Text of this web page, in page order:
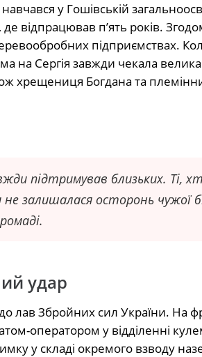
у Гошівській
відпрацював п’ять років.
підприємствах.
на Сергія завжди чекала
хрещениця Богдана та
підтримував близьких. Ті,
не залишалася осторонь
удар
лав Збройних сил України. На
оператором у відділенні
у складі окремого взводу